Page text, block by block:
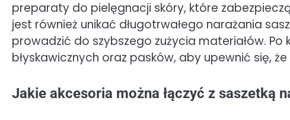
preparaty do pielęgnacji skóry, które
jest również unikać długotrwałego narażania
prowadzić do szybszego zużycia materiałów.
błyskawicznych oraz pasków, aby upewnić się, że
Jakie akcesoria można łączyć z saszetką